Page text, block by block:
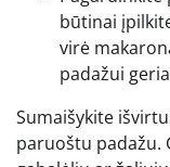
būtinai
virė
padažui
Sumaišykite
paruoštu padažu.